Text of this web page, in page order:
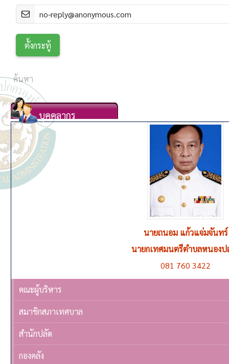
บุคคลากร
นายชูชีพ ตุ่นวงษา
รองนายกเทศมนตรีตำบลหนองปล่อง คนที่ 1 ดูแลควบ
092 563 0195
คณะผู้บริหาร
สมาชิกสภาเทศบาล
สำนักปลัด
กองคลัง